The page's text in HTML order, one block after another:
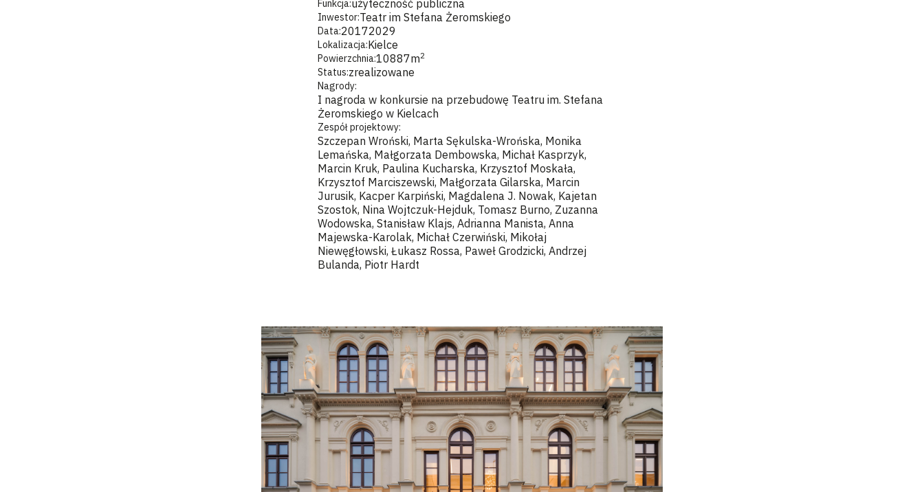
Funkcja:użyteczność publiczna
Inwestor:Teatr im Stefana Żeromskiego
Data:20172029
Lokalizacja:Kielce
Powierzchnia:10887m2
Status:zrealizowane
Nagrody:
I nagroda w konkursie na przebudowę Teatru im. Stefana
Żeromskiego w Kielcach
Zespół projektowy:
Szczepan Wroński, Marta Sękulska-Wrońska, Monika
Lemańska, Małgorzata Dembowska, Michał Kasprzyk,
Marcin Kruk, Paulina Kucharska, Krzysztof Moskała,
Krzysztof Marciszewski, Małgorzata Gilarska, Marcin
Jurusik, Kacper Karpiński, Magdalena J. Nowak, Kajetan
Szostok, Nina Wojtczuk-Hejduk, Tomasz Burno, Zuzanna
Wodowska, Stanisław Klajs, Adrianna Manista, Anna
Majewska-Karolak, Michał Czerwiński, Mikołaj
Niewęgłowski, Łukasz Rossa, Paweł Grodzicki, Andrzej
Bulanda, Piotr Hardt